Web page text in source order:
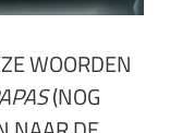
WOORDEN
(NOG